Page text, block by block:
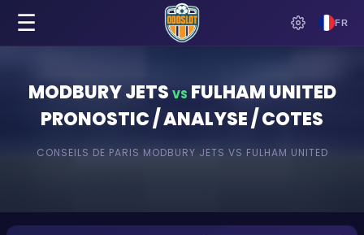
FR
☰
MODBURY JETS VS FULHAM UNITED
PRONOSTIC / ANALYSE / COTES
CONSEILS DE PARIS MODBURY JETS VS FULHAM UNITED